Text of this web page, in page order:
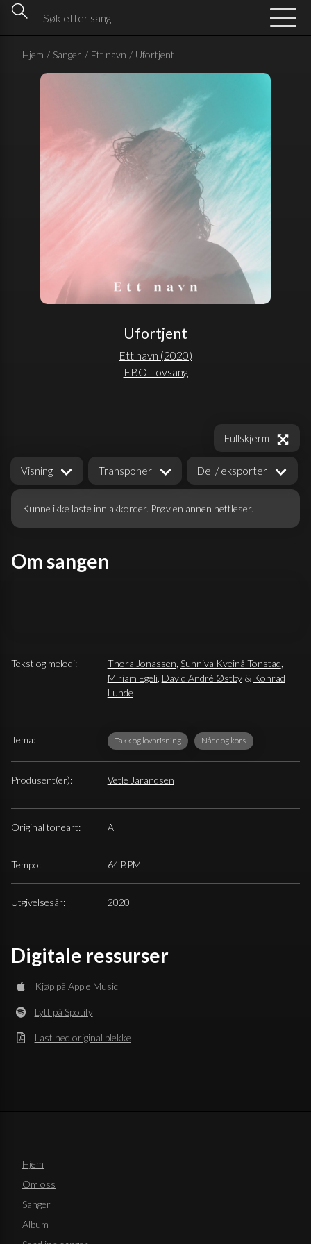
Hjem / Sanger / Ett navn / Ufortjent
Ufortjent
Ett navn (2020)
FBO Lovsang
Visning Transponer Del / eksporter
Fullskjerm
Kunne ikke laste inn akkorder. Prøv en annen nettleser.
Om sangen
Tekst og melodi: Thora Jonassen Sunniva Kveinå Tonstad
Miriam Egeli, David André Østby& Konrad
Lunde
Tema: Takk og lovprisning Nåde og kors
Produsent(er): Vetle Jarandsen
Original toneart: A
Tempo: 64 BPM
Utgivelsesår: 2020
Digitale ressurser
Kjøp på Apple Music
Lytt på Spotify
Last ned original blekke
Hjem
Om oss
Sanger
Album